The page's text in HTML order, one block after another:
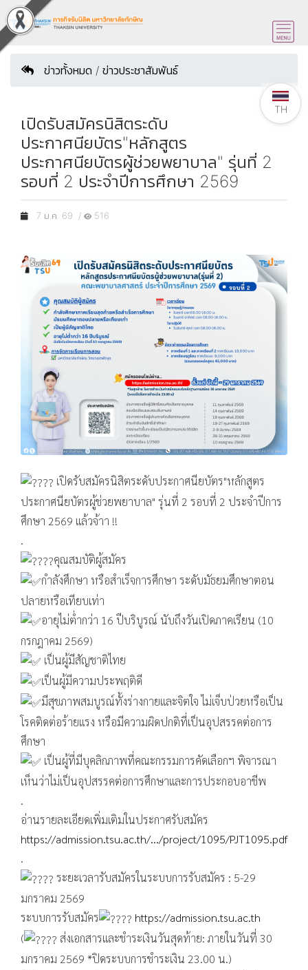
ข่าวทั้งหมด / ข่าวประชาสัมพันธ์
เปิดรับสมัครนิสิตระดับ
ประกาศนียบัตร"หลักสูตร
ประกาศนียบัตรผู้ช่วยพยาบาล" รุ่นที่ 2
รอบที่ 2 ประจำปีการศึกษา 2569
7 ม.ค. 69 / 516
เปิดรับสมัครนิสิตระดับประกาศนียบัตร"หลักสูตร
ประกาศนียบัตรผู้ช่วยพยาบาล" รุ่นที่ 2 รอบที่ 2 ประจำปีการ
ศึกษา 2569 แล้วจ้าา !!
.
คุณสมบัติผู้สมัคร
กำลังศึกษา หรือสำเร็จการศึกษา ระดับมัธยมศึกษาตอน
ปลายหรือเทียบเท่า
อายุไม่ต่ำกว่า 16 ปีบริบูรณ์ นับถึงวันเปิดภาคเรียน (10
กรกฎาคม 2569)
เป็นผู้มีสัญชาติไทย
เป็นผู้มีความประพฤติดี
มีสุขภาพสมบูรณ์ทั้งร่างกายและจิตใจ ไม่เจ็บป่วยหรือเป็น
โรคติดต่อร้ายแรง หรือมีความผิดปกติที่เป็นอุปสรรคต่อการ
ศึกษา
เป็นผู้ที่มีบุคลิกภาพที่คณะกรรมการคัดเลือกฯ พิจารณา
เห็นว่าไม่เป็นอุปสรรคต่อการศึกษาและการประกอบอาชีพ
.
อ่านรายละเอียดเพิ่มเติมในประกาศรับสมัคร
https://admission.tsu.ac.th/.../project/1095/PJT1095.pdf
.
ระยะเวลารับสมัครในระบบการรับสมัคร : 5-29
มกราคม 2569
ระบบการรับสมัคร
https://admission.tsu.ac.th
(
ส่งเอกสารและชำระเงินวันสุดท้าย: ภายในวันที่ 30
มกราคม 2569 *ปิดระบบการชำระเงิน 23.00 น.)
TH